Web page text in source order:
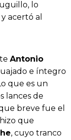
lo
acertó al
Antonio
e íntegro
que es un
lances de
breve fue el
que
, cuyo tranco